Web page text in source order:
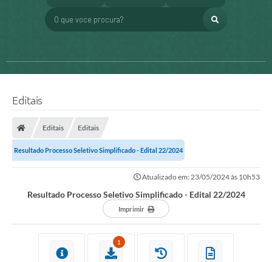
O que voce procura?
Editais
Editais Editais
Resultado Processo Seletivo Simplificado - Edital 22/2024
Atualizado em: 23/05/2024 às 10h53
Resultado Processo Seletivo Simplificado - Edital 22/2024
Imprimir
1